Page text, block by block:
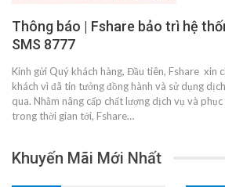
Thông báo | Fshare bảo trì hệ
SMS 8777
Kính gửi Quý khách hàng, Đầu tiên, Fshare xin
khách vì đã tin tưởng đồng hành và sử dụng
qua. Nhằm nâng cấp chất lượng dịch vụ và
trong thời gian tới, Fshare…
Khuyến Mãi Mới Nhất